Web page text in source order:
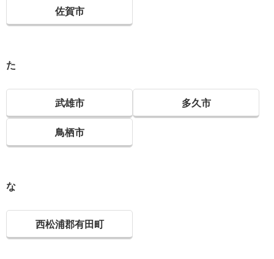
佐賀市
た
武雄市 多久市
鳥栖市
な
西松浦郡有田町